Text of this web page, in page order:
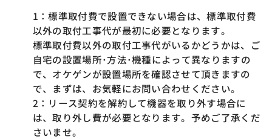
1：標準取付費で設置できない場合は、標準取付費
以外の取付工事代が最初に必要となります。
標準取付費以外の取付工事代がいるかどうかは、ご
自宅の設置場所･方法･機種によって異なりますの
で、オケゲンが設置場所を確認させて頂きますの
で、まずは、お気軽にお問い合わせください。
2：リース契約を解約して機器を取り外す場合に
は、取り外し費が必要となります。予めご了承くだ
さいませ。